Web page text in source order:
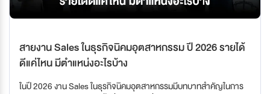
สายงาน Sales ในธุรกิจนิคมอุตสาหกรรม ปี 2026 รายได้
ดีแค่ไหน มีตำแหน่งอะไรบ้าง
ในปี 2026 งาน Sales ในธุรกิจนิคมอุตสาหกรรมมีบทบาทสำคัญในการ